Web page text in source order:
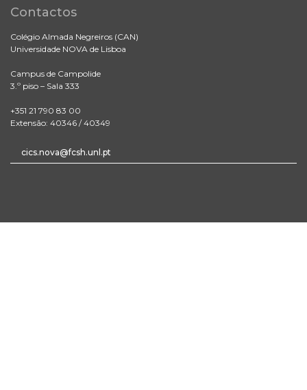
Contactos
Colégio Almada Negreiros (CAN)
Universidade NOVA de Lisboa
Campus de Campolide
3.º piso – Sala 333
+351 21 790 83 00
Extensão: 40346 / 40349
cics.nova@fcsh.unl.pt